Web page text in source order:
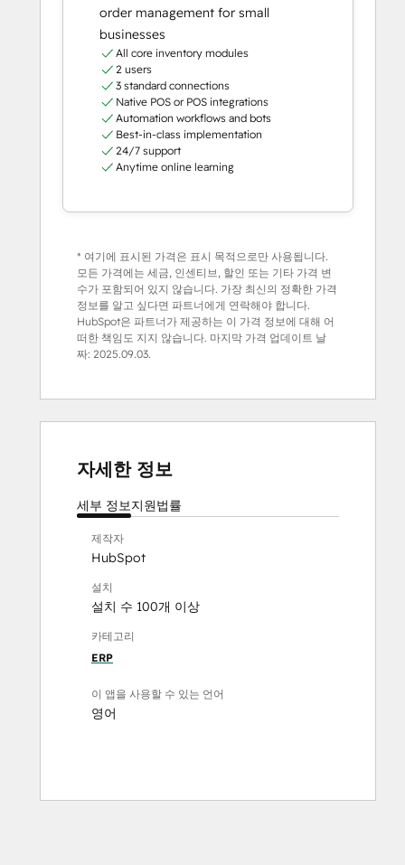
order management for small
businesses
All core inventory modules
2 users
3 standard connections
Native POS or POS integrations
Automation workflows and bots
Best-in-class implementation
24/7 support
Anytime online learning
* 여기에 표시된 가격은 표시 목적으로만 사용됩니다.
모든 가격에는 세금, 인센티브, 할인 또는 기타 가격 변
수가 포함되어 있지 않습니다. 가장 최신의 정확한 가격
정보를 알고 싶다면 파트너에게 연락해야 합니다.
HubSpot은 파트너가 제공하는 이 가격 정보에 대해 어
떠한 책임도 지지 않습니다. 마지막 가격 업데이트 날
짜: 2025.09.03.
자세한 정보
세부 정보지원법률
제작자
HubSpot
설치
설치 수 100개 이상
카테고리
ERP
이 앱을 사용할 수 있는 언어
영어